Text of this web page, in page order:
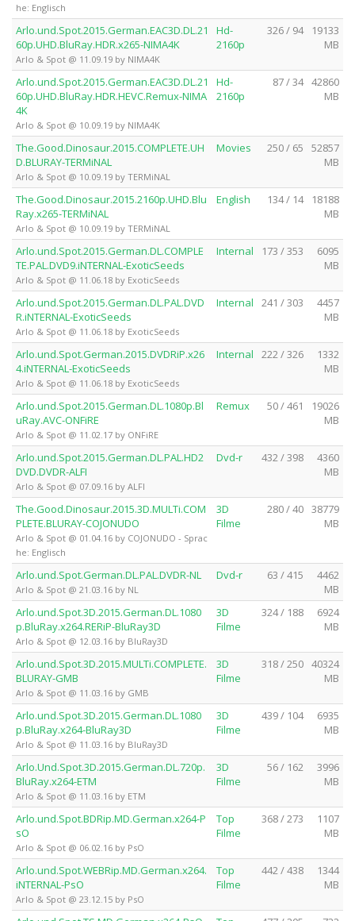
he: Englisch
Arlo.und.Spot.2015.German.EAC3D.DL.21
60p.UHD.BluRay.HDR.x265-NIMA4K
Arlo & Spot @ 11.09.19 by NIMA4K
Hd-
2160p
326 / 94
19133
MB
Arlo.und.Spot.2015.German.EAC3D.DL.21
60p.UHD.BluRay.HDR.HEVC.Remux-NIMA
4K
Arlo & Spot @ 10.09.19 by NIMA4K
Hd-
2160p
87 / 34 42860
MB
The.Good.Dinosaur.2015.COMPLETE.UH
D.BLURAY-TERMiNAL
Arlo & Spot @ 10.09.19 by TERMiNAL
Movies 250 / 65
52857
MB
The.Good.Dinosaur.2015.2160p.UHD.Blu
Ray.x265-TERMiNAL
Arlo & Spot @ 10.09.19 by TERMiNAL
English 134 / 14
18188
MB
Arlo.und.Spot.2015.German.DL.COMPLE
TE.PAL.DVD9.iNTERNAL-ExoticSeeds
Arlo & Spot @ 11.06.18 by ExoticSeeds
Internal 173 / 353
6095
MB
Arlo.und.Spot.2015.German.DL.PAL.DVD
R.iNTERNAL-ExoticSeeds
Arlo & Spot @ 11.06.18 by ExoticSeeds
Internal 241 / 303
4457
MB
Arlo.und.Spot.German.2015.DVDRiP.x26
4.iNTERNAL-ExoticSeeds
Arlo & Spot @ 11.06.18 by ExoticSeeds
Internal 222 / 326
1332
MB
Arlo.und.Spot.2015.German.DL.1080p.Bl
uRay.AVC-ONFiRE
Arlo & Spot @ 11.02.17 by ONFiRE
Remux 50 / 461
19026
MB
Arlo.und.Spot.2015.German.DL.PAL.HD2
DVD.DVDR-ALFI
Arlo & Spot @ 07.09.16 by ALFI
Dvd-r 432 / 398
4360
MB
The.Good.Dinosaur.2015.3D.MULTi.COM
PLETE.BLURAY-COJONUDO
Arlo & Spot @ 01.04.16 by COJONUDO - Sprac
he: Englisch
3D
Filme
280 / 40 38779
MB
Arlo.und.Spot.German.DL.PAL.DVDR-NL
Arlo & Spot @ 21.03.16 by NL
Dvd-r 63 / 415
4462
MB
Arlo.und.Spot.3D.2015.German.DL.1080
p.BluRay.x264.RERiP-BluRay3D
Arlo & Spot @ 12.03.16 by BluRay3D
3D
Filme
324 / 188
6924
MB
Arlo.und.Spot.3D.2015.MULTi.COMPLETE.
BLURAY-GMB
Arlo & Spot @ 11.03.16 by GMB
3D
Filme
318 / 250 40324
MB
Arlo.und.Spot.3D.2015.German.DL.1080
p.BluRay.x264-BluRay3D
Arlo & Spot @ 11.03.16 by BluRay3D
3D
Filme
439 / 104
6935
MB
Arlo.Und.Spot.3D.2015.German.DL.720p.
BluRay.x264-ETM
Arlo & Spot @ 11.03.16 by ETM
3D
Filme
56 / 162
3996
MB
Arlo.und.Spot.BDRip.MD.German.x264-P
sO
Arlo & Spot @ 06.02.16 by PsO
Top
Filme
368 / 273
1107
MB
Arlo.und.Spot.WEBRip.MD.German.x264.
iNTERNAL-PsO
Arlo & Spot @ 23.12.15 by PsO
Top
Filme
442 / 438
1344
MB